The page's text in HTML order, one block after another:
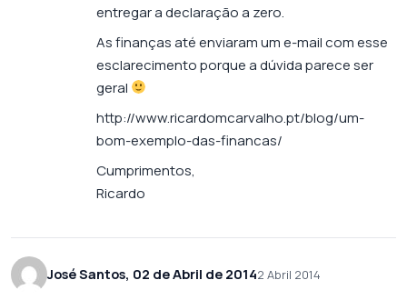
entregar a declaração a zero.
As finanças até enviaram um e-mail com esse
esclarecimento porque a dúvida parece ser
geral
http://www.ricardomcarvalho.pt/blog/um-
bom-exemplo-das-financas/
Cumprimentos,
Ricardo
José Santos, 02 de Abril de 20142 Abril 2014